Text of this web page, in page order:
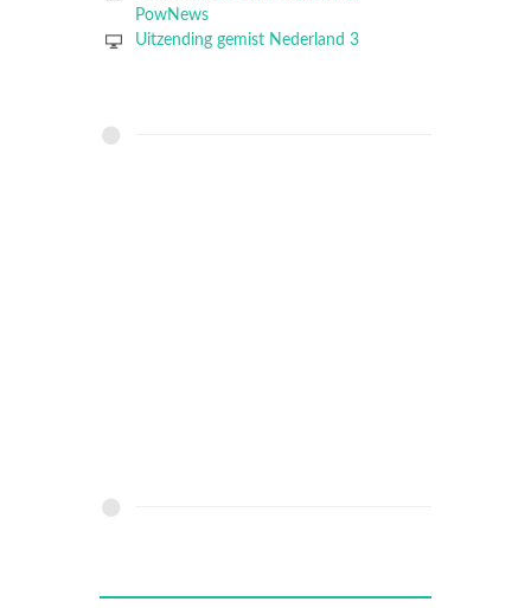
PowNews
Uitzending gemist Nederland 3